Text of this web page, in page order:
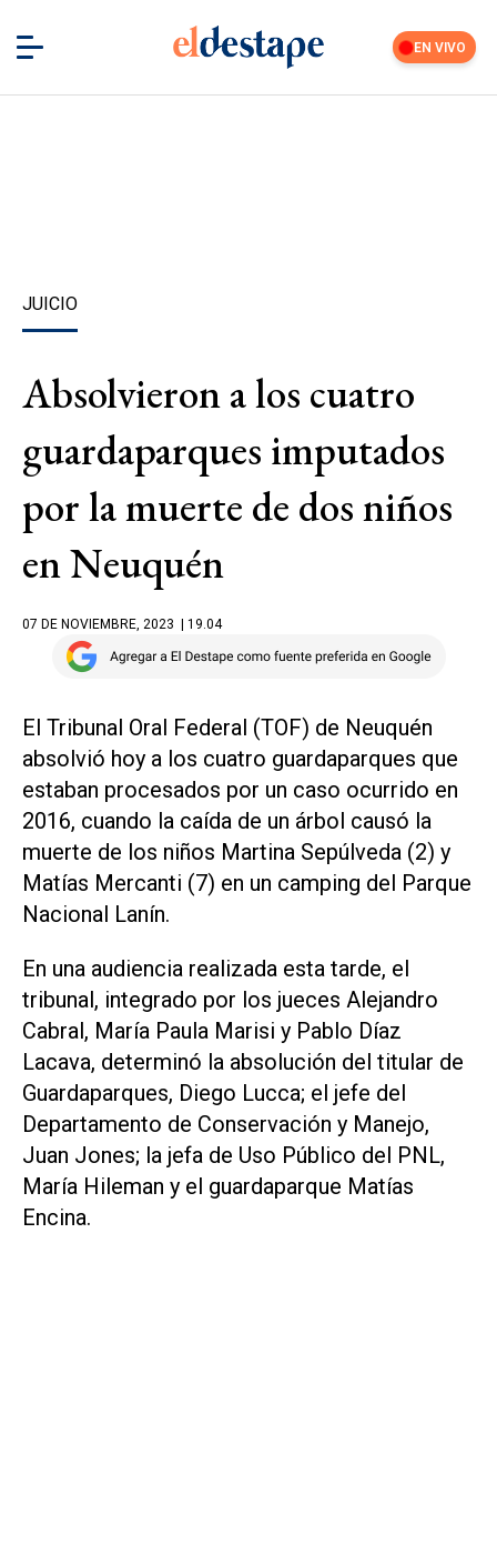
EN VIVO
JUICIO
Absolvieron a los cuatro
guardaparques imputados
por la muerte de dos niños
en Neuquén
07 DE NOVIEMBRE, 2023 | 19.04
El Tribunal Oral Federal (TOF) de Neuquén
absolvió hoy a los cuatro guardaparques que
estaban procesados por un caso ocurrido en
2016, cuando la caída de un árbol causó la
muerte de los niños Martina Sepúlveda (2) y
Matías Mercanti (7) en un camping del Parque
Nacional Lanín.
En una audiencia realizada esta tarde, el
tribunal, integrado por los jueces Alejandro
Cabral, María Paula Marisi y Pablo Díaz
Lacava, determinó la absolución del titular de
Guardaparques, Diego Lucca; el jefe del
Departamento de Conservación y Manejo,
Juan Jones; la jefa de Uso Público del PNL,
María Hileman y el guardaparque Matías
Encina.